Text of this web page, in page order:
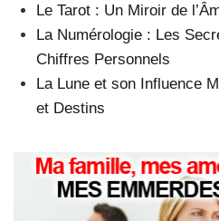
Le Tarot : Un Miroir de
La Numérologie : Les
Chiffres Personnels
La Lune et son Influence
et Destins